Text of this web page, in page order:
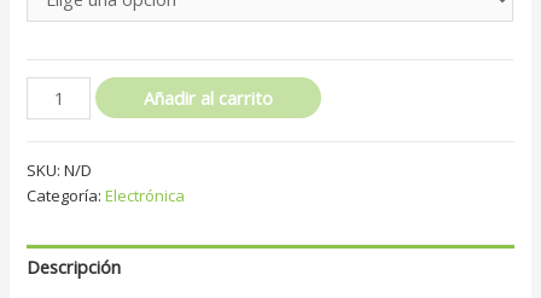
Añadir al carrito
SKU:N/D
Categoría:Electrónica
Descripción